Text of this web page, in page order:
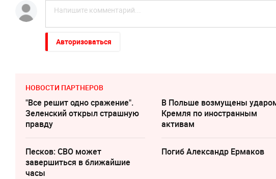
Авторизоваться
НОВОСТИ ПАРТНЕРОВ
"Все решит одно сражение".
Зеленский открыл страшную
правду
В Польше возмущены
Кремля по иностранным
активам
Песков: СВО может
завершиться в ближайшие
часы
Погиб Александр Ермаков